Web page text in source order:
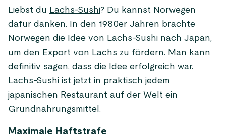
Liebst du Lachs-Sushi? Du kannst Norwegen
dafür danken. In den 1980er Jahren brachte
Norwegen die Idee von Lachs-Sushi nach Japan,
um den Export von Lachs zu fördern. Man kann
definitiv sagen, dass die Idee erfolgreich war.
Lachs-Sushi ist jetzt in praktisch jedem
japanischen Restaurant auf der Welt ein
Grundnahrungsmittel.
Maximale Haftstrafe